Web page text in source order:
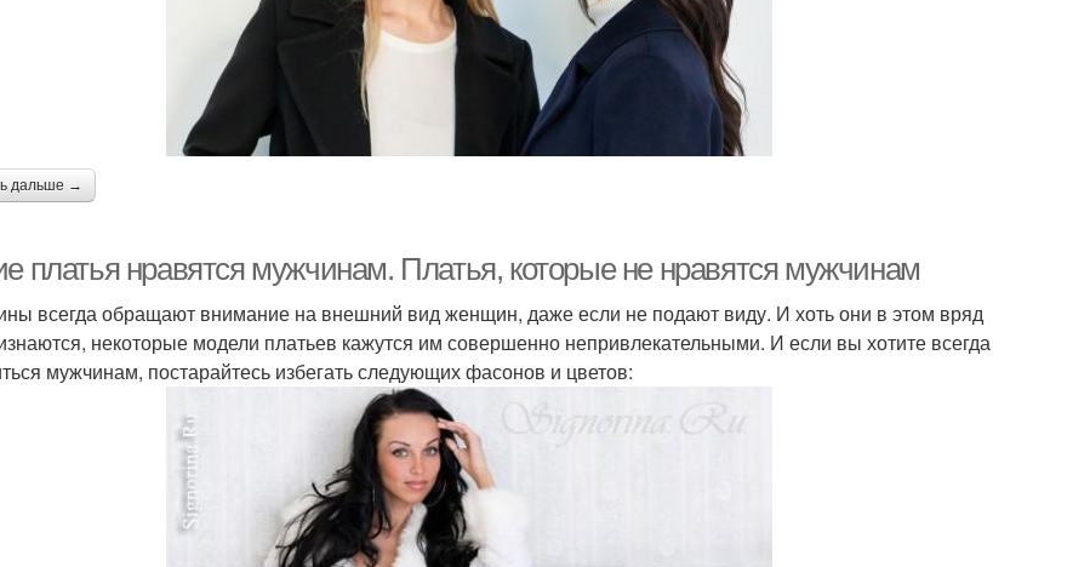
дальше →
платья нравятся мужчинам. Платья, которые не нравятся мужчинам
всегда обращают внимание на внешний вид женщин, даже если не подают виду. И хоть они в этом вряд
некоторые модели платьев кажутся им совершенно непривлекательными. И если вы хотите всегда
мужчинам, постарайтесь избегать следующих фасонов и цветов: